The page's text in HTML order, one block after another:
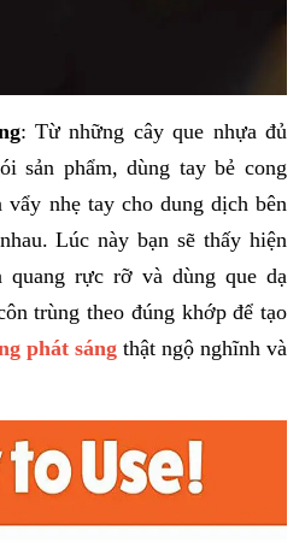
: Từ những cây que nhựa đủ
sản phẩm, dùng tay bẻ cong
nhẹ tay cho dung dịch bên
Lúc này bạn sẽ thấy hiện
quang rực rỡ và dùng que dạ
trùng theo đúng khớp để tạo
phát sáng thật ngộ nghĩnh và